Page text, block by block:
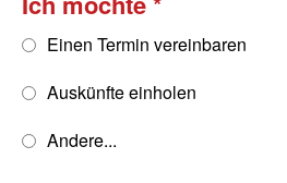
Einen Termin vereinbaren
Auskünfte einholen
Andere...